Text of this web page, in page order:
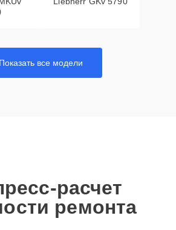
Показать все модели
расчет
ремонта